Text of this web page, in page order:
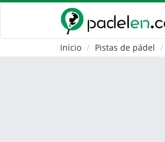
Inicio Pistas de pádel